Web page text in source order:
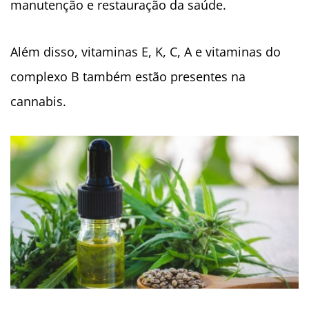
manutenção e restauração da saúde.
Além disso, vitaminas E, K, C, A e vitaminas do
complexo B também estão presentes na
cannabis.